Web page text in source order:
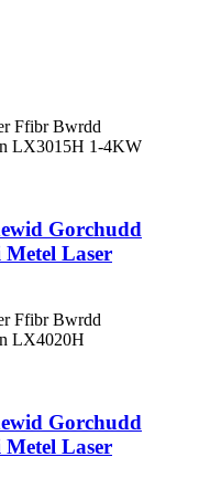
Gorchudd
Laser
Gorchudd
Laser